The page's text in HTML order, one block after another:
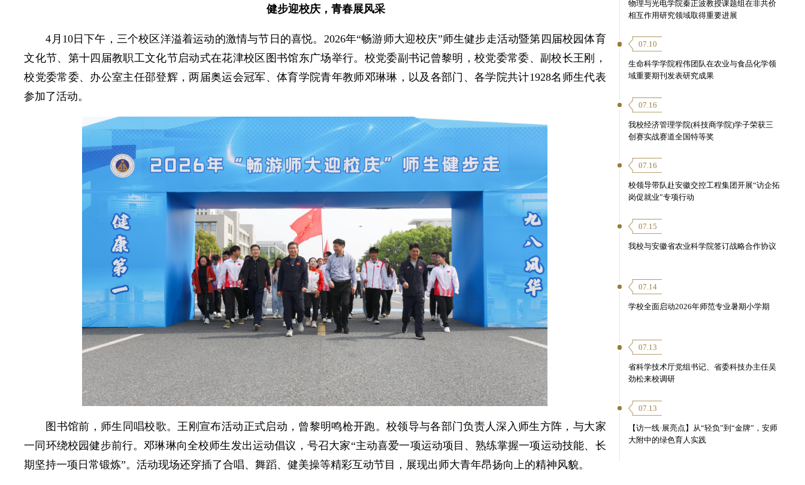
健步迎校庆，青春展风采
4月10日下午，三个校区洋溢着运动的激情与节日的喜悦。2026年“畅游师大迎校庆”师生健步走活动暨第四届校园体育
文化节、第十四届教职工文化节启动式在花津校区图书馆东广场举行。校党委副书记曾黎明，校党委常委、副校长王刚，
校党委常委、办公室主任邵登辉，两届奥运会冠军、体育学院青年教师邓琳琳，以及各部门、各学院共计1928名师生代表
参加了活动。
图书馆前，师生同唱校歌。王刚宣布活动正式启动，曾黎明鸣枪开跑。校领导与各部门负责人深入师生方阵，与大家
一同环绕校园健步前行。邓琳琳向全校师生发出运动倡议，号召大家“主动喜爱一项运动项目、熟练掌握一项运动技能、长
期坚持一项日常锻炼”。活动现场还穿插了合唱、舞蹈、健美操等精彩互动节目，展现出师大青年昂扬向上的精神风貌。
物理与光电学院秦正波教授课题组在非共价
相互作用研究领域取得重要进展
07.10
生命科学学院程伟团队在农业与食品化学领
域重要期刊发表研究成果
07.16
我校经济管理学院(科技商学院)学子荣获三
创赛实战赛道全国特等奖
07.16
校领导带队赴安徽交控工程集团开展“访企拓
岗促就业”专项行动
07.15
我校与安徽省农业科学院签订战略合作协议
07.14
学校全面启动2026年师范专业暑期小学期
07.13
省科学技术厅党组书记、省委科技办主任吴
劲松来校调研
07.13
【访一线·展亮点】从“轻负”到“金牌”，安师
大附中的绿色育人实践